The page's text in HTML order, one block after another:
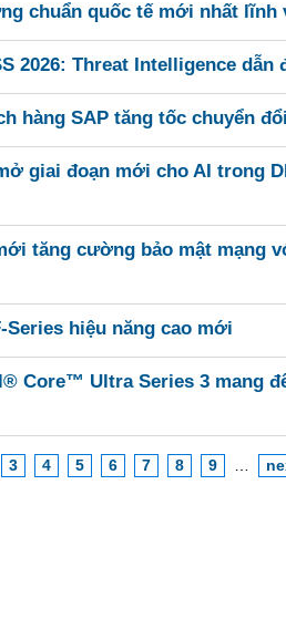
chuẩn quốc tế mới nhất
2026: Threat Intelligence dẫn
hàng SAP tăng tốc chuyển
giai đoạn mới cho AI trong
tăng cường bảo mật mạng
hiệu năng cao mới
Core™ Ultra Series 3 mang
3 4 5 6 7 8 9